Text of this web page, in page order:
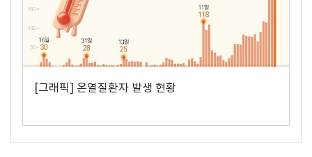
[그래픽] 온열질환자 발생 현황